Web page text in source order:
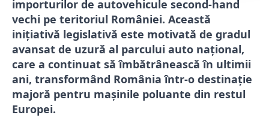
importurilor de autovehicule second-hand
vechi pe teritoriul României. Această
inițiativă legislativă este motivată de gradul
avansat de uzură al parcului auto național,
care a continuat să îmbătrânească în ultimii
ani, transformând România într-o destinație
majoră pentru mașinile poluante din restul
Europei.